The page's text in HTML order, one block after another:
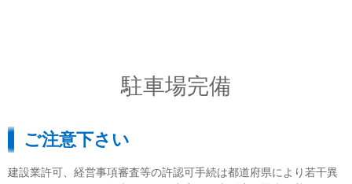
駐車場完備
ご注意下さい
建設業許可、経営事項審査等の許認可手続は都道府県により若干異